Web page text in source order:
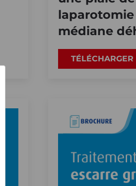
laparotomie
médiane
TÉLÉCHARGER